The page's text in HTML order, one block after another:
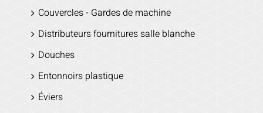
Couvercles - Gardes de machine
Distributeurs fournitures salle blanche
Douches
Entonnoirs plastique
Éviers